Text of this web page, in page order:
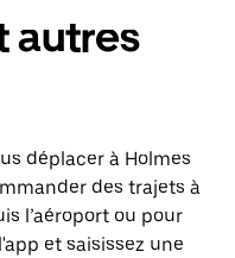
autres
déplacer à Holmes
des trajets à
l’aéroport ou pour
et saisissez une